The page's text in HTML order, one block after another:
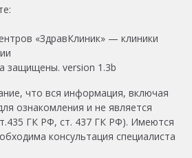
защищены. version 1.3b
что вся информация, включая
ознакомления и не является
ГК РФ, ст. 437 ГК РФ). Имеются
консультация специалиста